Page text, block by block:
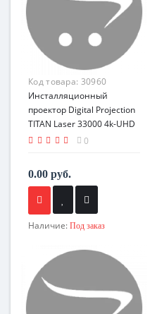
Код товара: 30960
Инсталляционный
проектор Digital Projection
TITAN Laser 33000 4k-UHD
0
0.00 руб.
Наличие: Под заказ